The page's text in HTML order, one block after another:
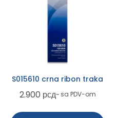
S015610 crna ribon traka
2.900 рсд~ sa PDV-om